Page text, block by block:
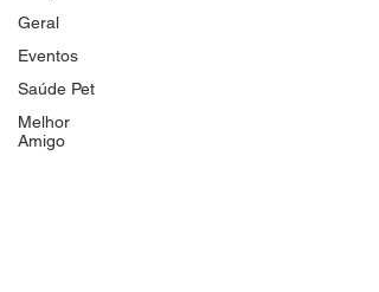
Geral
Eventos
Saúde Pet
Melhor
Amigo